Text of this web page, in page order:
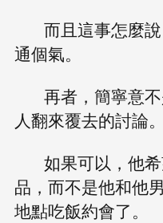
而且這事怎麼
通個氣。
再者，簡寧意
人翻來覆去的討論。
如果可以，他
品，而不是他和他
地點吃飯約會了。